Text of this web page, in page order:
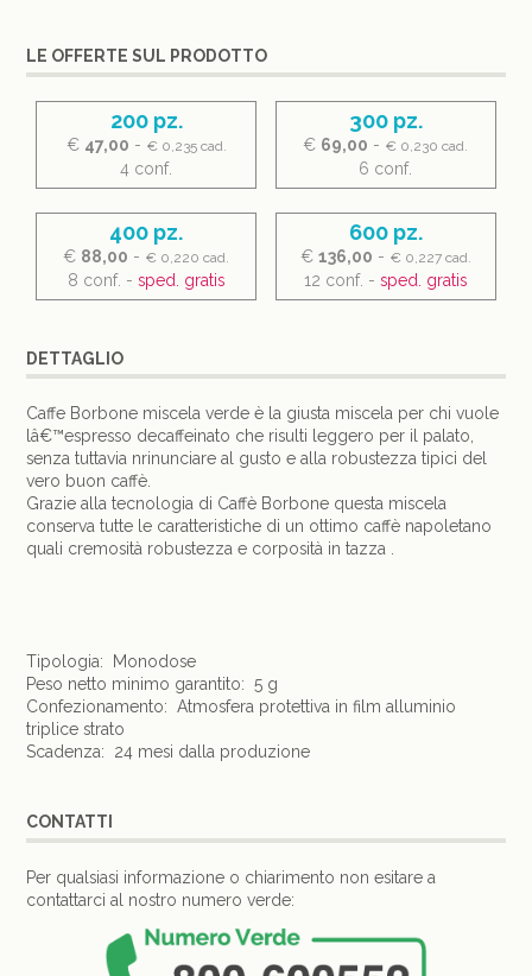
LE OFFERTE SUL PRODOTTO
200 pz.
€ 47,00 - € 0,235 cad.
4 conf.
300 pz.
€ 69,00 - € 0,230 cad.
6 conf.
400 pz.
€ 88,00 - € 0,220 cad.
8 conf. -sped. gratis
600 pz.
€ 136,00 - € 0,227 cad.
12 conf. -sped. gratis
DETTAGLIO
Caffe Borbone miscela verde è la giusta miscela per chi vuole
lâ€™espresso decaffeinato che risulti leggero per il palato,
senza tuttavia nrinunciare al gusto e alla robustezza tipici del
vero buon caffè.
Grazie alla tecnologia di Caffè Borbone questa miscela
conserva tutte le caratteristiche di un ottimo caffè napoletano
quali cremosità robustezza e corposità in tazza .
Tipologia: Monodose
Peso netto minimo garantito: 5 g
Confezionamento: Atmosfera protettiva in film alluminio
triplice strato
Scadenza: 24 mesi dalla produzione
CONTATTI
Per qualsiasi informazione o chiarimento non esitare a
contattarci al nostro numero verde: